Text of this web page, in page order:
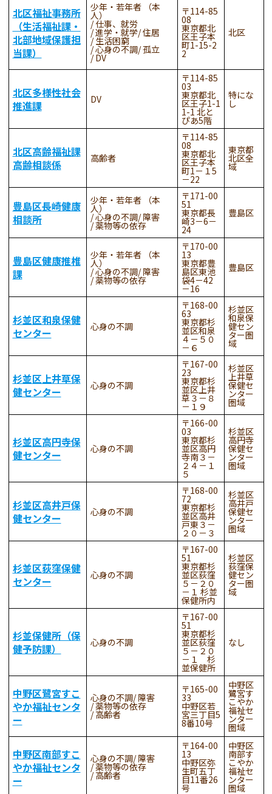
北区福祉事務所
（生活福祉課・
北部地域保護担
当課）
少年・若年者 （本
人）
仕事、就労
進学・就学 住居
生活困窮
心身の不調 孤立
DV
114-85
08
東京都北
区王子本
町1-15-2
2
北区
北区多様性社会
推進課
DV
114-85
03
東京都北
区王子1-1
1-1 北と
ぴあ5階
特にな
し
北区高齢福祉課
高齢相談係
高齢者
114-85
08
東京都北
区王子本
町1－１5
－22
東京都
北区全
域
豊島区長崎健康
相談所
少年・若年者 （本
人）
心身の不調 障害
薬物等の依存
171-00
51
東京都長
崎3－6－
24
豊島区
豊島区健康推椎
課
少年・若年者 （本
人）
心身の不調 障害
薬物等の依存
170-00
13
東京都豊
島区東池
袋4－42
－16
豊島区
杉並区和泉保健
センター
心身の不調
168-00
63
東京都杉
並区和泉
４－５０
－６
杉並区
和泉保
健セン
ター圏
域
杉並区上井草保
健センター
心身の不調
167-00
23
東京都杉
並区上井
草３－８
－１９
杉並区
上井草
保健セ
ンター
圏域
杉並区高円寺保
健センター
心身の不調
166-00
03
東京都杉
並区高円
寺南３－
２４－１
５
杉並区
高円寺
保健セ
ンター
圏域
杉並区高井戸保
健センター
心身の不調
168-00
72
東京都杉
並区高井
戸東３－
２０－３
杉並区
高井戸
保健セ
ンター
圏域
杉並区荻窪保健
センター
心身の不調
167-00
51
東京都杉
並区荻窪
５－２０
－１ 杉並
保健所内
杉並区
荻窪保
健セン
ター圏
域
杉並保健所（保
健予防課）
心身の不調
167-00
51
東京都杉
並区荻窪
５－２０
－１ 杉
並保健所
なし
中野区鷺宮すこ
やか福祉センタ
ー
心身の不調 障害
薬物等の依存
高齢者
165-00
33
中野区若
宮三丁目5
8番10号
中野区
鷺宮す
こやか
福祉セ
ンター
圏域
中野区南部すこ
やか福祉センタ
ー
心身の不調 障害
薬物等の依存
高齢者
164-00
13
中野区弥
生町五丁
目11番26
号
中野区
南部す
こやか
福祉セ
ンター
圏域